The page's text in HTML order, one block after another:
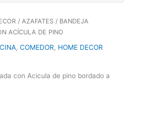
/ AZAFATES / BANDEJA
ACÍCULA DE PINO
, COMEDOR, HOME DECOR
con Acicula de pino bordado a